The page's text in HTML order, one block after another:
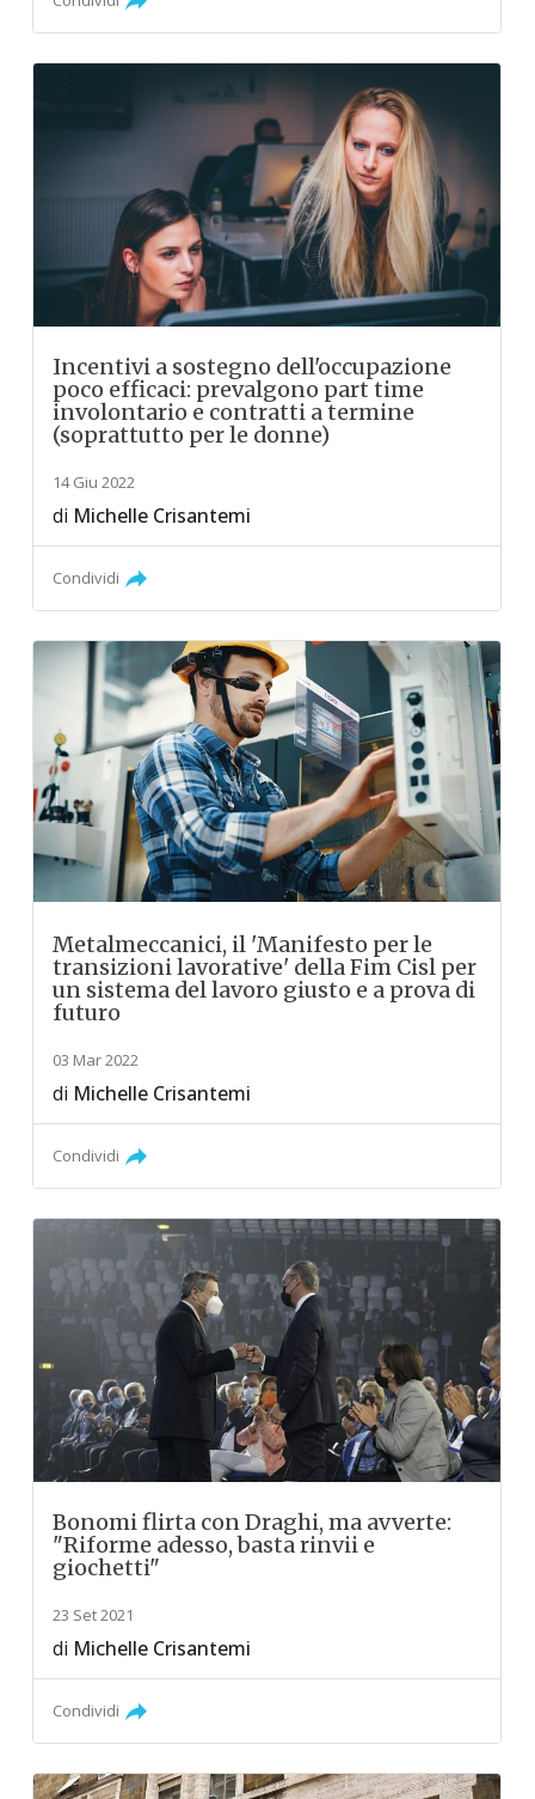
Incentivi a sostegno dell'occupazione
poco efficaci: prevalgono part time
involontario e contratti a termine
(soprattutto per le donne)
14 Giu 2022
di Michelle Crisantemi
Condividi
Metalmeccanici, il 'Manifesto per le
transizioni lavorative' della Fim Cisl per
un sistema del lavoro giusto e a prova di
futuro
03 Mar 2022
di Michelle Crisantemi
Condividi
Bonomi flirta con Draghi, ma avverte:
"Riforme adesso, basta rinvii e
giochetti"
23 Set 2021
di Michelle Crisantemi
Condividi